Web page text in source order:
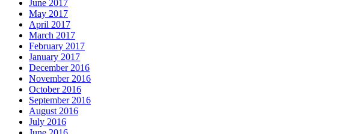
June 2017
May 2017
April 2017
March 2017
February 2017
January 2017
December 2016
November 2016
October 2016
September 2016
August 2016
July 2016